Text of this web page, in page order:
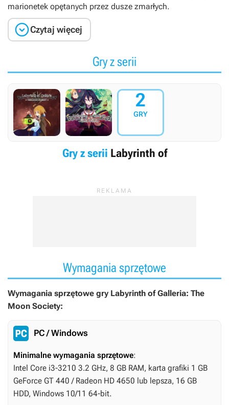
marionetek opętanych przez dusze zmarłych.
Czytaj więcej
Gry z serii
2
GRY
Gry z serii Labyrinth of
Wymagania sprzętowe
Wymagania sprzętowe gry Labyrinth of Galleria: The
Moon Society:
PC / Windows
Minimalne wymagania sprzętowe:
Intel Core i3-3210 3.2 GHz, 8 GB RAM, karta grafiki 1 GB
GeForce GT 440 / Radeon HD 4650 lub lepsza, 16 GB
HDD, Windows 10/11 64-bit.